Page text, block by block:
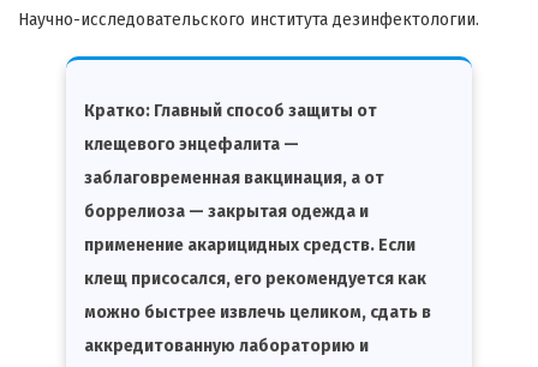
Научно-исследовательского института дезинфектологии.
Кратко: Главный способ защиты от
клещевого энцефалита —
заблаговременная вакцинация, а от
боррелиоза — закрытая одежда и
применение акарицидных средств. Если
клещ присосался, его рекомендуется как
можно быстрее извлечь целиком, сдать в
аккредитованную лабораторию и